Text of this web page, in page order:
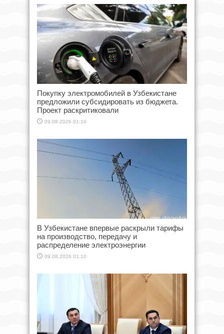
Покупку электромобилей в Узбекистане
предложили субсидировать из бюджета.
Проект раскритиковали
09.08.2026 01:10
В Узбекистане впервые раскрыли тарифы
на производство, передачу и
распределение электроэнергии
09.08.2026 01:10